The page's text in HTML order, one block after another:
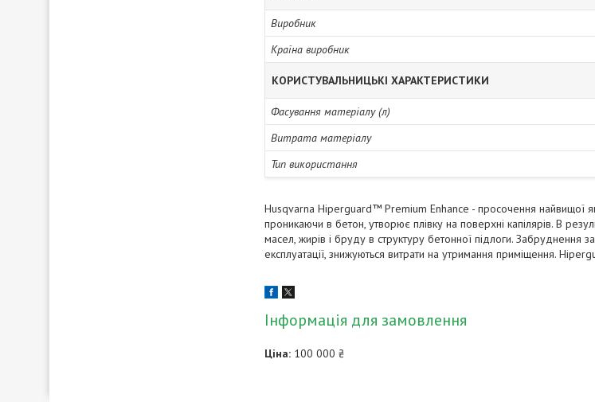
Виробник
Країна виробник
КОРИСТУВАЛЬНИЦЬКІ ХАРАКТЕРИСТИКИ
Фасування матеріалу (л)
Витрата матеріалу
Тип використання
Husqvarna Hiperguard™ Premium Enhance - просочення найвищої
проникаючи в бетон, утворює плівку на поверхні капілярів. В
масел, жирів і бруду в структуру бетонної підлоги. Забруднення
експлуатації, знижуються витрати на утримання приміщення.
Інформація для замовлення
Ціна: 100 000 ₴